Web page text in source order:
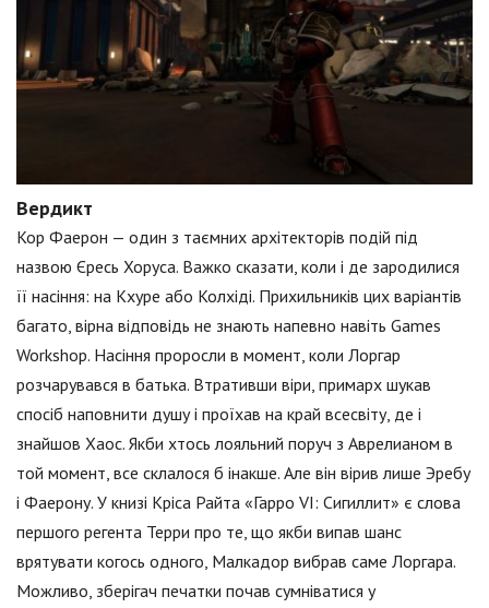
Вердикт
Кор Фаерон — один з таємних архітекторів подій під
назвою Єресь Хоруса. Важко сказати, коли і де зародилися
її насіння: на Кхуре або Колхіді. Прихильників цих варіантів
багато, вірна відповідь не знають напевно навіть Games
Workshop. Насіння проросли в момент, коли Лоргар
розчарувався в батька. Втративши віри, примарх шукав
спосіб наповнити душу і проїхав на край всесвіту, де і
знайшов Хаос. Якби хтось лояльний поруч з Аврелианом в
той момент, все склалося б інакше. Але він вірив лише Эребу
і Фаерону. У книзі Кріса Райта «Гарро VI: Сигиллит» є слова
першого регента Терри про те, що якби випав шанс
врятувати когось одного, Малкадор вибрав саме Лоргара.
Можливо, зберігач печатки почав сумніватися у